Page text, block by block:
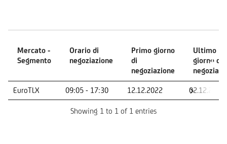
Mercato -
Segmento
Orario di
negoziazione
Primo giorno
di
negoziazione
Ultimo
giorno di
Mercato -
Orario di
Primo giorno
negoziazione
Ultimo
EuroTLX 09:05 - 17:30 12.12.2022 02.12.2026
Showing 1 to 1 of 1 entries